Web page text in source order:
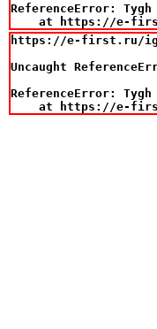
ReferenceError:
at https://e-
https://e-first.ru/
Uncaught
ReferenceError:
at https://e-